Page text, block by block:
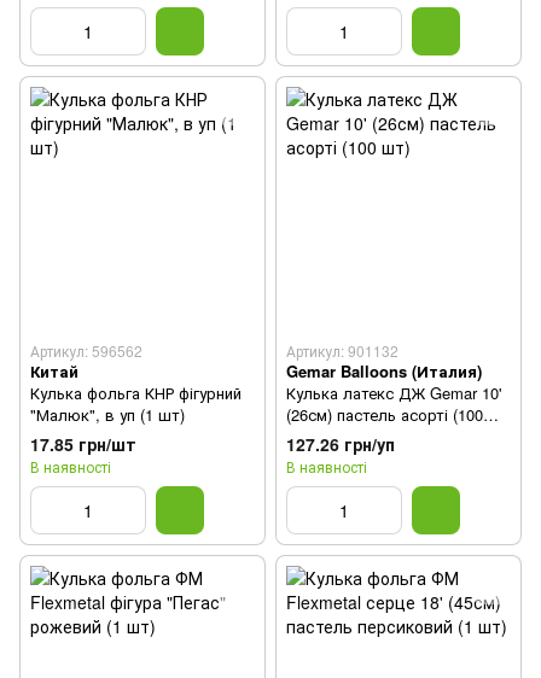
Артикул: 596562
Китай
Кулька фольга КНР фігурний
"Малюк", в уп (1 шт)
17.85 грн/шт
В наявності
Артикул: 901132
Gemar Balloons (Италия)
Кулька латекс ДЖ Gemar 10'
(26см) пастель асорті (100
шт)
127.26 грн/уп
В наявності